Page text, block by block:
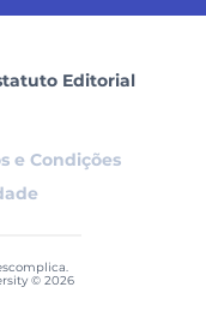
Editorial
e Condições
© 2026